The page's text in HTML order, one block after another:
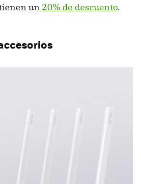
un 20% de descuento.